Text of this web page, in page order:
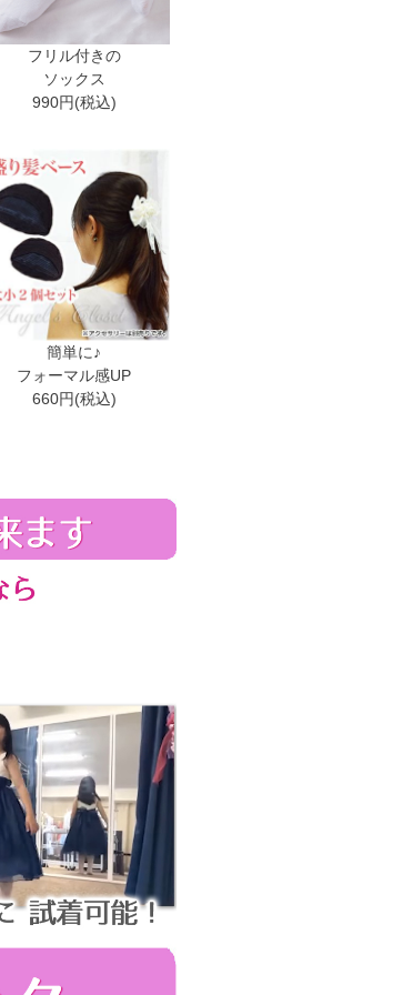
フリル付きの
ソックス
990円(税込)
簡単に♪
フォーマル感UP
660円(税込)